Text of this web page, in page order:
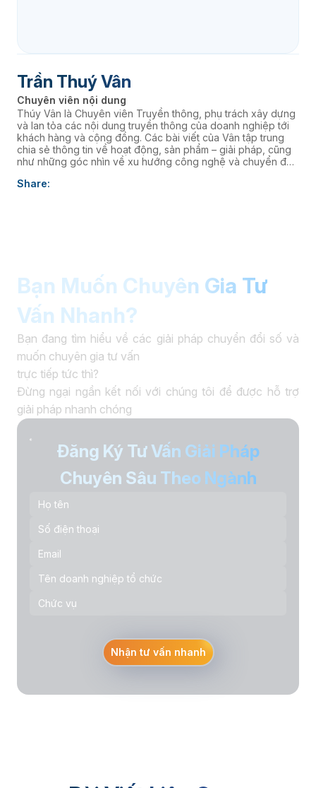
Trần Thuý Vân
Chuyên viên nội dung
Thúy Vân là Chuyên viên Truyền thông, phụ trách xây dựng
và lan tỏa các nội dung truyền thông của doanh nghiệp tới
khách hàng và cộng đồng. Các bài viết của Vân tập trung
chia sẻ thông tin về hoạt động, sản phẩm – giải pháp, cũng
như những góc nhìn về xu hướng công nghệ và chuyển đổi
doanh nghiệp với thị trường.
Share:
Bạn Muốn Chuyên Gia Tư
Vấn Nhanh?
Bạn đang tìm hiểu về các giải pháp chuyển đổi số và
muốn chuyên gia tư vấn
trực tiếp tức thì?
Đừng ngại ngần kết nối với chúng tôi để được hỗ trợ
giải pháp nhanh chóng
Đăng Ký Tư Vấn Giải Pháp
Chuyên Sâu Theo Ngành
Nhận tư vấn nhanh